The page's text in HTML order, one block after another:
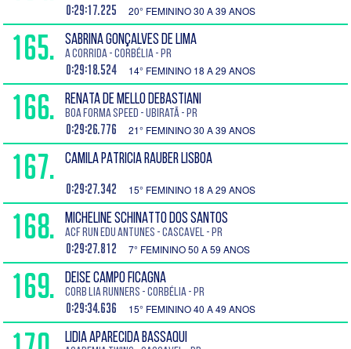
0:29:17.225 20° FEMININO 30 A 39 ANOS
165. SABRINA GONÇALVES DE LIMA
A corrida - Corbélia - PR
0:29:18.524 14° FEMININO 18 A 29 ANOS
166. RENATA DE MELLO DEBASTIANI
Boa Forma Speed - Ubiratã - PR
0:29:26.776 21° FEMININO 30 A 39 ANOS
167. CAMILA PATRICIA RAUBER LISBOA
0:29:27.342 15° FEMININO 18 A 29 ANOS
168. MICHELINE SCHINATTO DOS SANTOS
ACF Run Edu Antunes - Cascavel - PR
0:29:27.812 7° FEMININO 50 A 59 ANOS
169. DEISE CAMPO FICAGNA
Corb lia Runners - Corbélia - PR
0:29:34.636 15° FEMININO 40 A 49 ANOS
LIDIA APARECIDA BASSAQUI